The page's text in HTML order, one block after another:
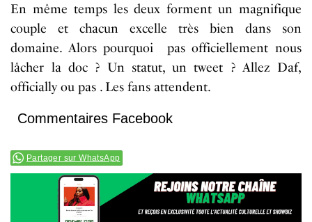
En même temps les deuxforment un magnifique
couple et chacun excelle très bien dans son
domaine. Alors pourquoi
pas officiellement nous
lâcher la doc ? Un statut, un tweet ?Allez Daf,
officiallyou pas .Les fans attendent.
Commentaires Facebook
Partager sur WhatsApp